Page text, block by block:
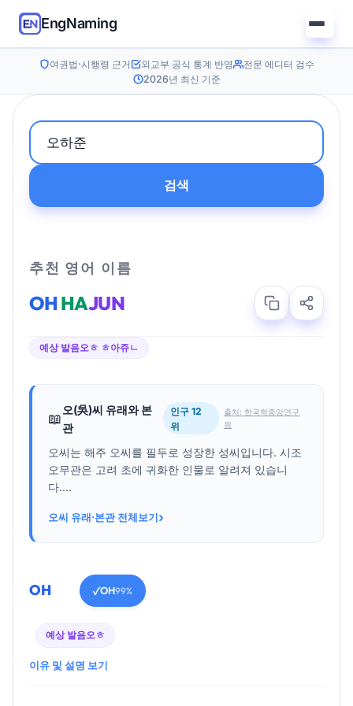
EngNaming
여권법·시행령 근거 외교부 공식 통계 반영
전문 에디터 검수
2026년 최신 기준
검색
추천 영어 이름
OHHAJUN
예상 발음오ㅎ ㅎ아쥬ㄴ
📖
오(吳)씨 유래와 본
관
인구 12
위
출처: 한국학중앙연구
원
오씨는 해주 오씨를 필두로 성장한 성씨입니다. 시조
오무관은 고려 초에 귀화한 인물로 알려져 있습니
다....
오씨 유래·본관 전체보기›
OH ✓OH99%
예상 발음오ㅎ
이유 및 설명 보기